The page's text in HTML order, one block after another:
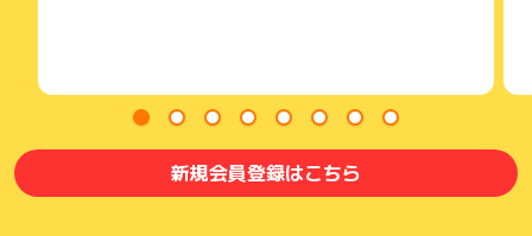
※掲載内容は予告なく変更となる場合がございます。
※全国対応のサービスですが、離島・一部地域、およびお申込車
両の状況によってはご利用いただけない場合がございます。
新規会員登録はこちら